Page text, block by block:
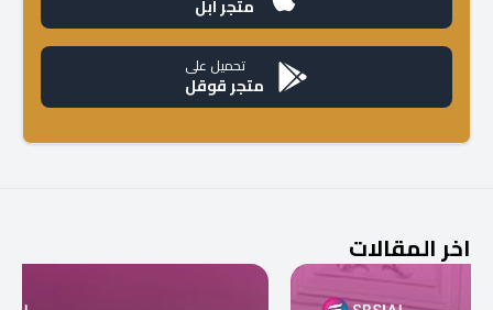
متجر آبل
تحميل على
متجر قوقل
اخر المقالات